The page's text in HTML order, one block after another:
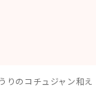
りのコチュジャン和